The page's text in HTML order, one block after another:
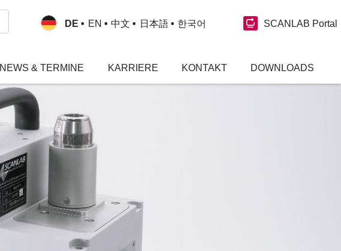
DE EN 中文 日本語 한국어 SCANLAB Portal
NEWS & TERMINE KARRIERE KONTAKT DOWNLOADS